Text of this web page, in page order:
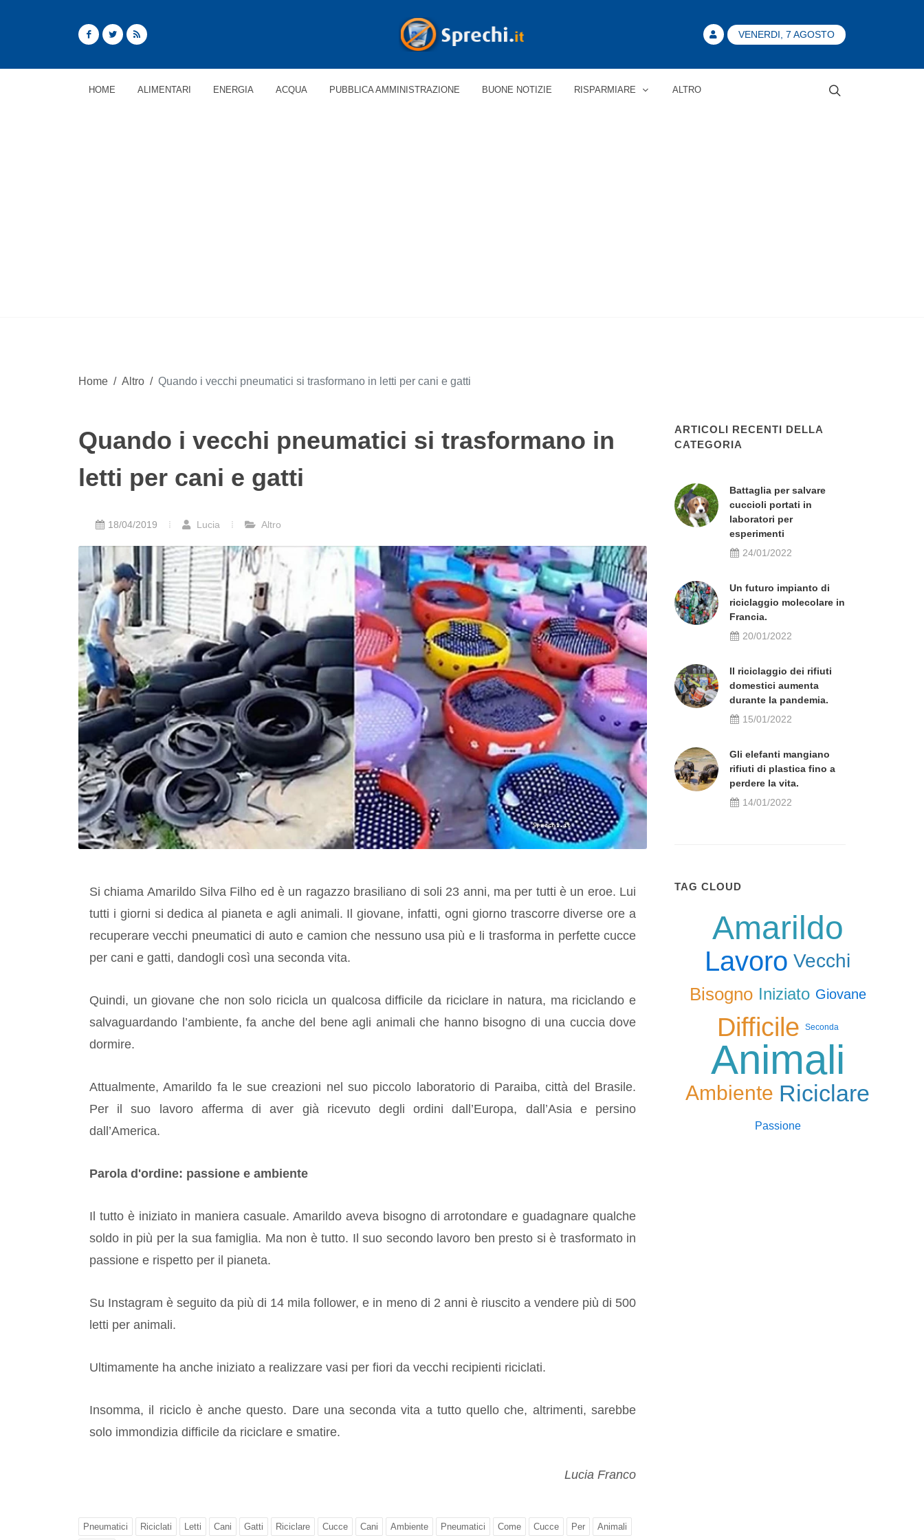
VENERDI, 7 AGOSTO
HOME ALIMENTARI ENERGIA ACQUA PUBBLICA AMMINISTRAZIONE BUONE NOTIZIE RISPARMIARE ALTRO
Home / Altro / Quando i vecchi pneumatici si trasformano in letti per cani e gatti
Quando i vecchi pneumatici si trasformano in
letti per cani e gatti
18/04/2019 Lucia Altro
Si chiama Amarildo Silva Filho ed è un ragazzo brasiliano di soli 23 anni, ma per tutti è un eroe. Lui
tutti i giorni si dedica al pianeta e agli animali. Il giovane, infatti, ogni giorno trascorre diverse ore a
recuperare vecchi pneumatici di auto e camion che nessuno usa più e li trasforma in perfette cucce
per cani e gatti, dandogli così una seconda vita.
Quindi, un giovane che non solo ricicla un qualcosa difficile da riciclare in natura, ma riciclando e
salvaguardando l’ambiente, fa anche del bene agli animali che hanno bisogno di una cuccia dove
dormire.
Attualmente, Amarildo fa le sue creazioni nel suo piccolo laboratorio di Paraiba, città del Brasile.
Per il suo lavoro afferma di aver già ricevuto degli ordini dall’Europa, dall’Asia e persino
dall’America.
Parola d'ordine: passione e ambiente
Il tutto è iniziato in maniera casuale. Amarildo aveva bisogno di arrotondare e guadagnare qualche
soldo in più per la sua famiglia. Ma non è tutto. Il suo secondo lavoro ben presto si è trasformato in
passione e rispetto per il pianeta.
Su Instagram è seguito da più di 14 mila follower, e in meno di 2 anni è riuscito a vendere più di 500
letti per animali.
Ultimamente ha anche iniziato a realizzare vasi per fiori da vecchi recipienti riciclati.
Insomma, il riciclo è anche questo. Dare una seconda vita a tutto quello che, altrimenti, sarebbe
solo immondizia difficile da riciclare e smatire.
Lucia Franco
Pneumatici Riciclati Letti Cani Gatti Riciclare Cucce Cani Ambiente Pneumatici Come Cucce Per Animali
ARTICOLI RECENTI DELLA
CATEGORIA
Battaglia per salvare
cuccioli portati in
laboratori per
esperimenti
24/01/2022
Un futuro impianto di
riciclaggio molecolare in
Francia.
20/01/2022
Il riciclaggio dei rifiuti
domestici aumenta
durante la pandemia.
15/01/2022
Gli elefanti mangiano
rifiuti di plastica fino a
perdere la vita.
14/01/2022
TAG CLOUD
Amarildo
Lavoro Vecchi
Bisogno Iniziato Giovane
Difficile Seconda
Animali
Ambiente Riciclare
Passione